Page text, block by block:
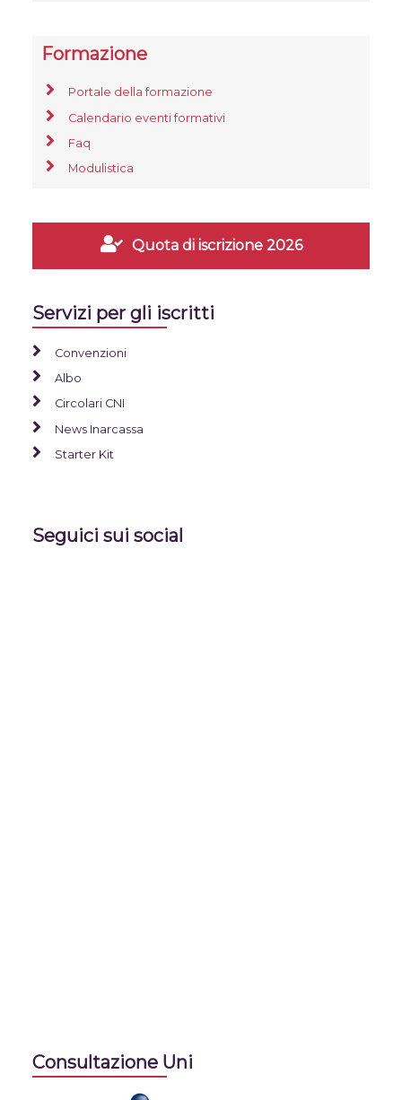
Formazione
Portale della formazione
Calendario eventi formativi
Faq
Modulistica
Quota di iscrizione 2026
Servizi per gli iscritti
Convenzioni
Albo
Circolari CNI
News Inarcassa
Starter Kit
Seguici sui social
Consultazione Uni